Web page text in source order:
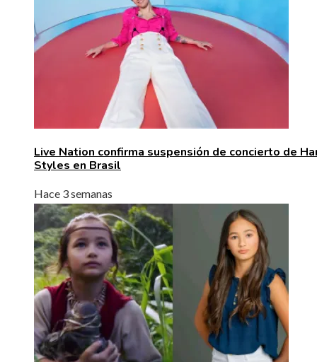
Live Nation confirma suspensión de concierto de
Styles en Brasil
Hace 3 semanas